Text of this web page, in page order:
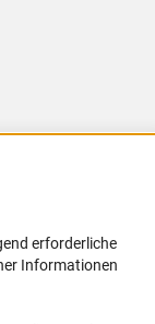
erforderliche
Informationen